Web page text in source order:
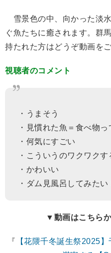
雪景色の中、向かった淡
ぐ魚たちに癒されます。群
持たれた方はどうぞ動画を
視聴者のコメント
・うまそう
・見慣れた魚＝食べ物
・何気にすごい
・こういうのワクワクす
・かわいい
・ダム見風呂してみたい
▼動画はこちら
『
【花隈千冬誕生祭2025